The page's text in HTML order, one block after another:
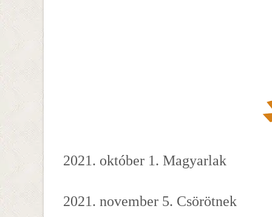
2021. október 1. Magyarlak
2021. november 5. Csörötnek